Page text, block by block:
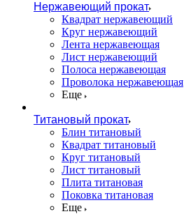
Нержавеющий прокат
Квадрат нержавеющий
Круг нержавеющий
Лента нержавеющая
Лист нержавеющий
Полоса нержавеющая
Проволока нержавеющая
Еще
Титановый прокат
Блин титановый
Квадрат титановый
Круг титановый
Лист титановый
Плита титановая
Поковка титановая
Еще